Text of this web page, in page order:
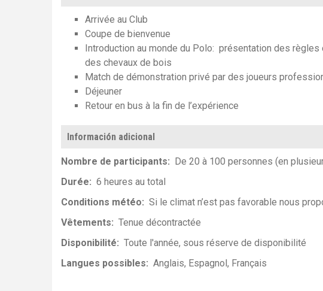
Arrivée au Club
Coupe de bienvenue
Introduction au monde du Polo: présentation des
des chevaux de bois
Match de démonstration privé par des joueurs
Déjeuner
Retour en bus à la fin de l’expérience
Información adicional
Nombre de participants
De 20 à 100 personnes (en
Durée
6 heures au total
Conditions météo
Si le climat n’est pas favorable nous
Vêtements
Tenue décontractée
Disponibilité
Toute l'année, sous réserve de disponibilité
Langues possibles
Anglais Espagnol Français